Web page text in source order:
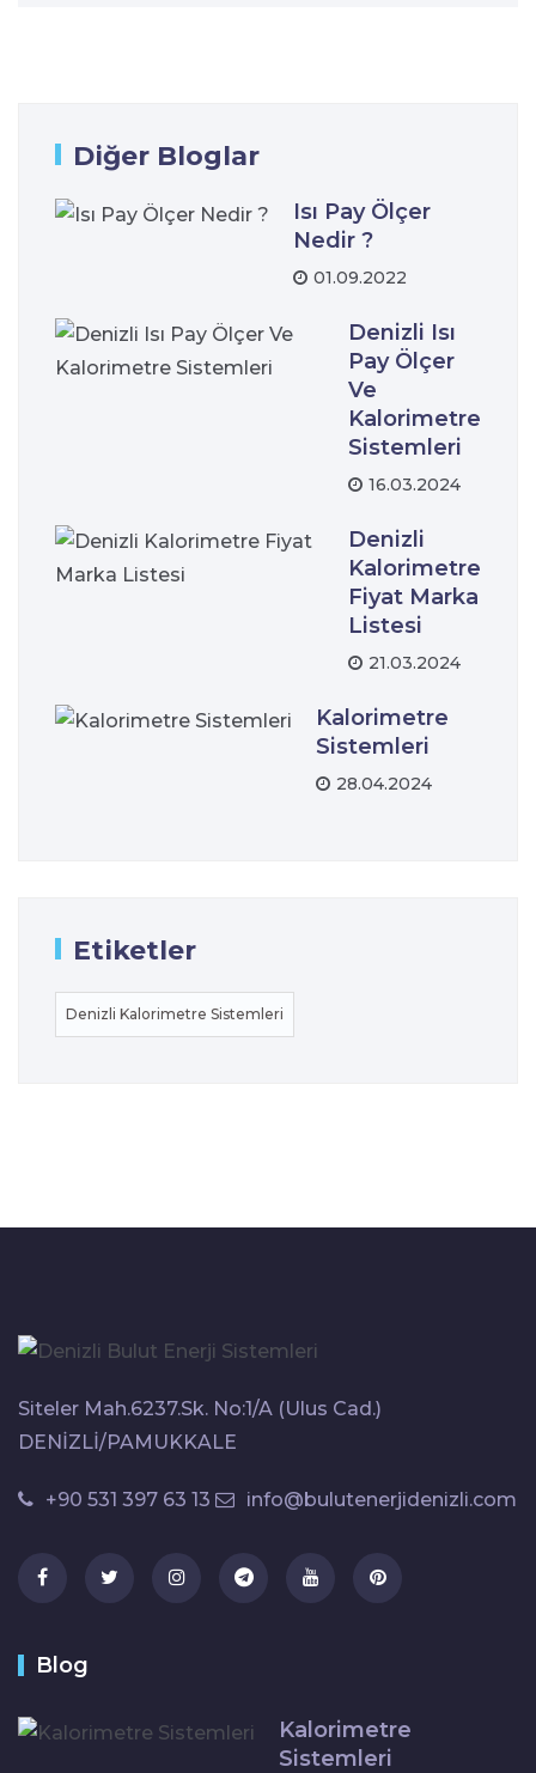
Diğer Bloglar
Isı Pay Ölçer
Nedir ?
01.09.2022
Denizli Isı
Pay Ölçer
Ve
Kalorimetre
Sistemleri
16.03.2024
Denizli
Kalorimetre
Fiyat Marka
Listesi
21.03.2024
Kalorimetre
Sistemleri
28.04.2024
Etiketler
Denizli Kalorimetre Sistemleri
Siteler Mah.6237.Sk. No:1/A (Ulus Cad.)
DENİZLİ/PAMUKKALE
+90 531 397 63 13 info@bulutenerjidenizli.com
Blog
Kalorimetre
Sistemleri